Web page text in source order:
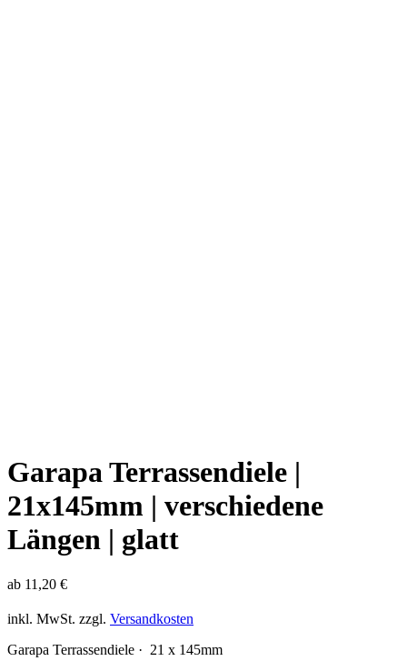
Garapa Terrassendiele |
21x145mm | verschiedene
Längen | glatt
ab 11,20 €
inkl. MwSt. zzgl. Versandkosten
Garapa Terrassendiele · 21 x 145mm